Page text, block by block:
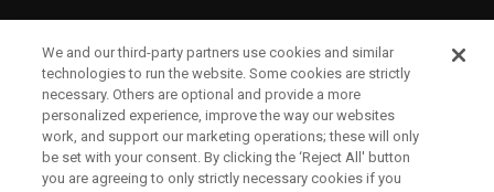
UNTERNEHMENSPROFIL
RECHTLICHES-
We and our third-party partners use cookies and similar
technologies to run the website. Some cookies are strictly
necessary. Others are optional and provide a more
personalized experience, improve the way our websites
work, and support our marketing operations; these will only
be set with your consent. By clicking the ‘Reject All' button
you are agreeing to only strictly necessary cookies if you